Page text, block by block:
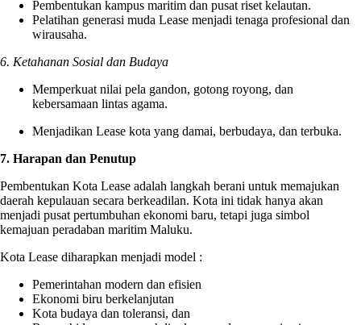
Pembentukan kampus maritim dan pusat riset kelautan.
Pelatihan generasi muda Lease menjadi tenaga profesional dan
wirausaha.
6. Ketahanan Sosial dan Budaya
Memperkuat nilai pela gandon, gotong royong, dan
kebersamaan lintas agama.
Menjadikan Lease kota yang damai, berbudaya, dan terbuka.
7. Harapan dan Penutup
Pembentukan Kota Lease adalah langkah berani untuk memajukan
daerah kepulauan secara berkeadilan. Kota ini tidak hanya akan
menjadi pusat pertumbuhan ekonomi baru, tetapi juga simbol
kemajuan peradaban maritim Maluku.
Kota Lease diharapkan menjadi model :
Pemerintahan modern dan efisien
Ekonomi biru berkelanjutan
Kota budaya dan toleransi, dan